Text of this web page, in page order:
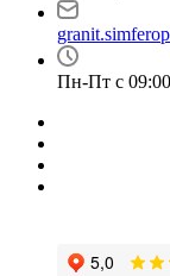
Пн-Пт с